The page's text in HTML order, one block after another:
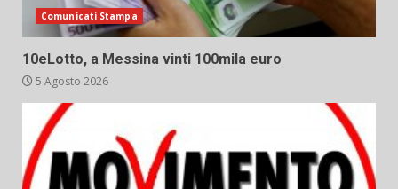
Comunicati Stampa
10eLotto, a Messina vinti 100mila euro
5 Agosto 2026